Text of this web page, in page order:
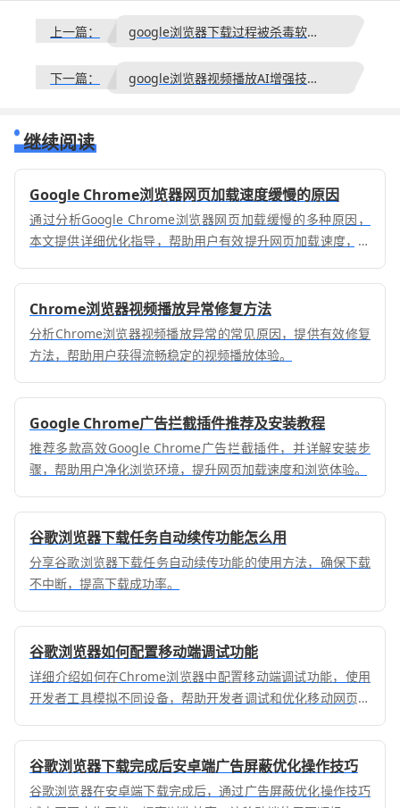
上一篇： google浏览器下载过程被杀毒软件拦截的处理建议
下一篇： google浏览器视频播放AI增强技术及清晰度提升教程
继续阅读
Google Chrome浏览器网页加载速度缓慢的原因
通过分析Google Chrome浏览器网页加载缓慢的多种原因，
本文提供详细优化指导，帮助用户有效提升网页加载速度，改
Chrome浏览器视频播放异常修复方法
分析Chrome浏览器视频播放异常的常见原因，提供有效修复
方法，帮助用户获得流畅稳定的视频播放体验。
Google Chrome广告拦截插件推荐及安装教程
推荐多款高效Google Chrome广告拦截插件，并详解安装步
骤，帮助用户净化浏览环境，提升网页加载速度和浏览体验。
谷歌浏览器下载任务自动续传功能怎么用
分享谷歌浏览器下载任务自动续传功能的使用方法，确保下载
不中断，提高下载成功率。
谷歌浏览器如何配置移动端调试功能
详细介绍如何在Chrome浏览器中配置移动端调试功能，使用
开发者工具模拟不同设备，帮助开发者调试和优化移动网页，
谷歌浏览器下载完成后安卓端广告屏蔽优化操作技巧
谷歌浏览器在安卓端下载完成后，通过广告屏蔽优化操作技巧